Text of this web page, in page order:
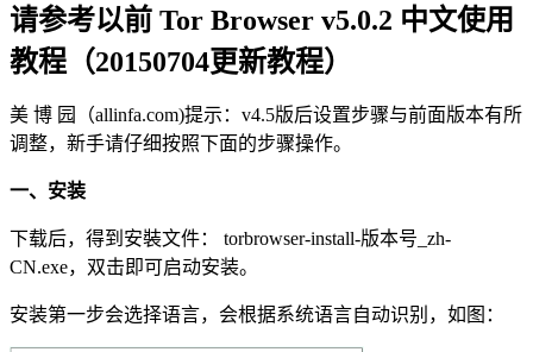
请参考以前 Tor Browser v5.0.2 中文使用
教程（20150704更新教程）
美 博 园（allinfa.com)提示：v4.5版后设置步骤与前面版本有所
调整，新手请仔细按照下面的步骤操作。
一、安装
下载后，得到安裝文件： torbrowser-install-版本号_zh-
CN.exe，双击即可启动安装。
安装第一步会选择语言，会根据系统语言自动识别，如图：